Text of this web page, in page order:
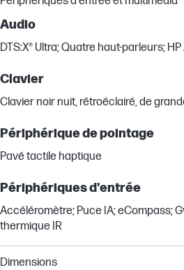
Audio
DTS:X® Ultra; Quatre haut-parleurs;
Clavier
Clavier noir nuit, rétroéclairé, de
Périphérique de pointage
Pavé tactile haptique
Périphériques d'entrée
Accéléromètre; Puce IA; eCompass;
thermique IR
Dimensions